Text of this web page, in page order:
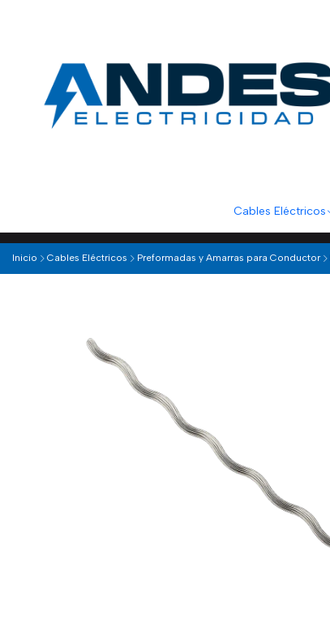
Cables Eléctricos
Inicio
Cables Eléctricos Preformadas y Amarras para Conductor